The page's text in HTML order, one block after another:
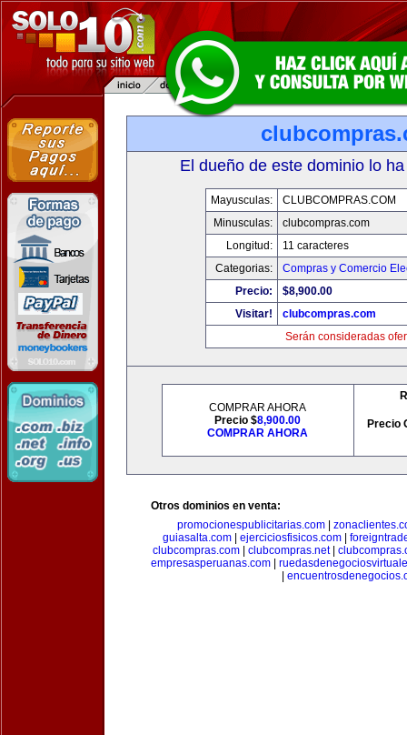
El dueño de este dominio lo
Mayusculas:
CLUBCOMPRAS.COM
Minusculas:
clubcompras.com
Longitud:
11 caracteres
Categorias:
Compras y Comercio
Precio:
$8,900.00
Visitar!
clubcompras.com
Serán consideradas
COMPRAR AHORA
Precio $8,900.00
COMPRAR AHORA
Precio
Otros dominios en venta:
promocionespublicitarias.com|
guiasalta.com
ejerciciosfisicos.com
clubcompras.com| clubcompras.net|
empresasperuanas.com